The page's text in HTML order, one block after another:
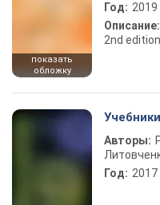
показать
обложку
Год: 2019
Описание:
2nd edition
Авторы:
Год: 2017